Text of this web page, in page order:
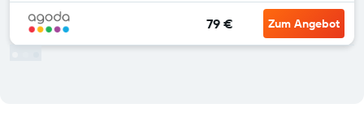
79 € Zum Angebot